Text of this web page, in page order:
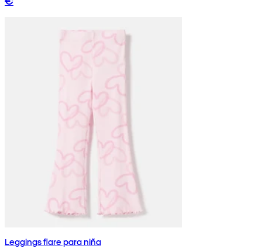
Leggings flare para niña